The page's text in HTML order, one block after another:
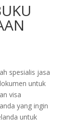
spesialis jasa
untuk
visa
yang ingin
untuk